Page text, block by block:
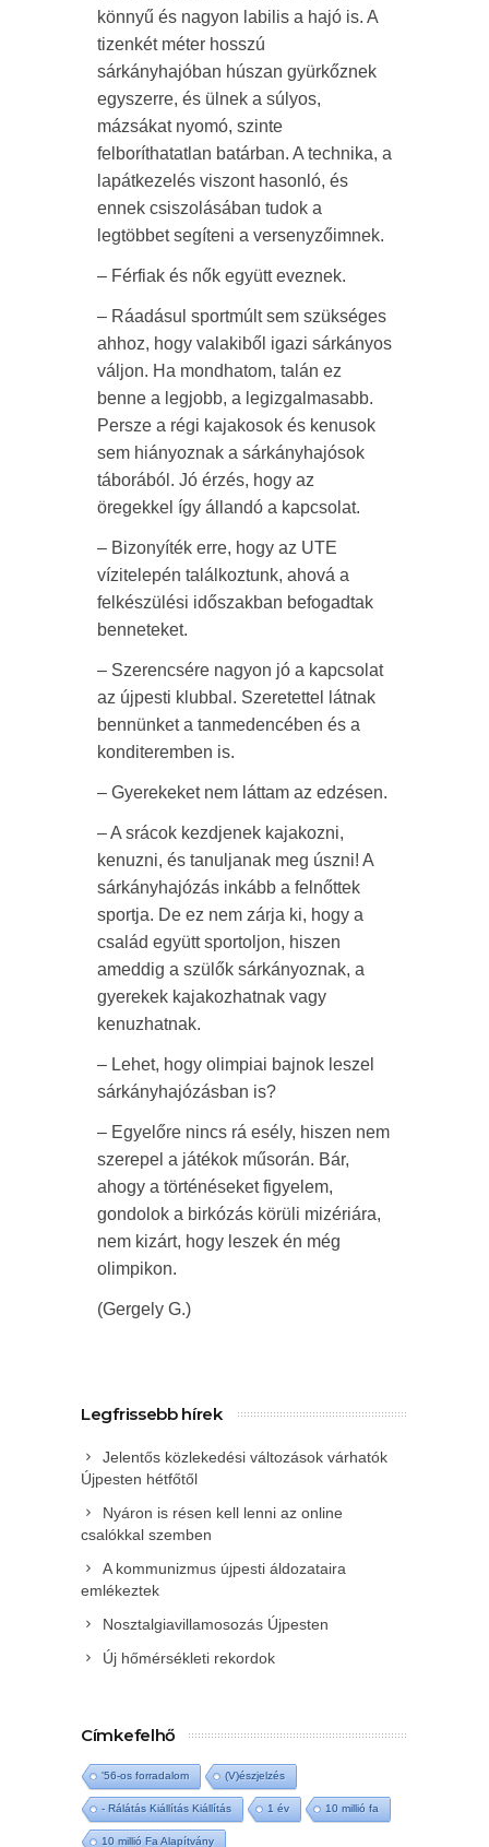
könnyű és nagyon labilis a hajó is. A
tizenkét méter hosszú
sárkányhajóban húszan gyürkőznek
egyszerre, és ülnek a súlyos,
mázsákat nyomó, szinte
felboríthatatlan batárban. A technika, a
lapátkezelés viszont hasonló, és
ennek csiszolásában tudok a
legtöbbet segíteni a versenyzőimnek.
– Férfiak és nők együtt eveznek.
– Ráadásul sportmúlt sem szükséges
ahhoz, hogy valakiből igazi sárkányos
váljon. Ha mondhatom, talán ez
benne a legjobb, a legizgalmasabb.
Persze a régi kajakosok és kenusok
sem hiányoznak a sárkányhajósok
táborából. Jó érzés, hogy az
öregekkel így állandó a kapcsolat.
– Bizonyíték erre, hogy az UTE
vízitelepén találkoztunk, ahová a
felkészülési időszakban befogadtak
benneteket.
– Szerencsére nagyon jó a kapcsolat
az újpesti klubbal. Szeretettel látnak
bennünket a tanmedencében és a
konditeremben is.
– Gyerekeket nem láttam az edzésen.
– A srácok kezdjenek kajakozni,
kenuzni, és tanuljanak meg úszni! A
sárkányhajózás inkább a felnőttek
sportja. De ez nem zárja ki, hogy a
család együtt sportoljon, hiszen
ameddig a szülők sárkányoznak, a
gyerekek kajakozhatnak vagy
kenuzhatnak.
– Lehet, hogy olimpiai bajnok leszel
sárkányhajózásban is?
– Egyelőre nincs rá esély, hiszen nem
szerepel a játékok műsorán. Bár,
ahogy a történéseket figyelem,
gondolok a birkózás körüli mizériára,
nem kizárt, hogy leszek én még
olimpikon.
(Gergely G.)
Legfrissebb hírek
Jelentős közlekedési változások várhatók
Újpesten hétfőtől
Nyáron is résen kell lenni az online
csalókkal szemben
A kommunizmus újpesti áldozataira
emlékeztek
Nosztalgiavillamosozás Újpesten
Új hőmérsékleti rekordok
Címkefelhő
'56-os forradalom (V)észjelzés
- Rálátás Kiállítás Kiállítás 1 év 10 millió fa
10 millió Fa Alapítvány